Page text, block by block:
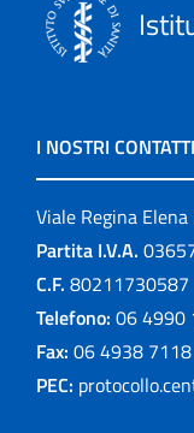
I NOSTRI CONTATTI
Viale Regina
Partita I.V.A.
C.F. 80211730587
Telefono: 06 4990
Fax: 06 4938 7118
PEC: